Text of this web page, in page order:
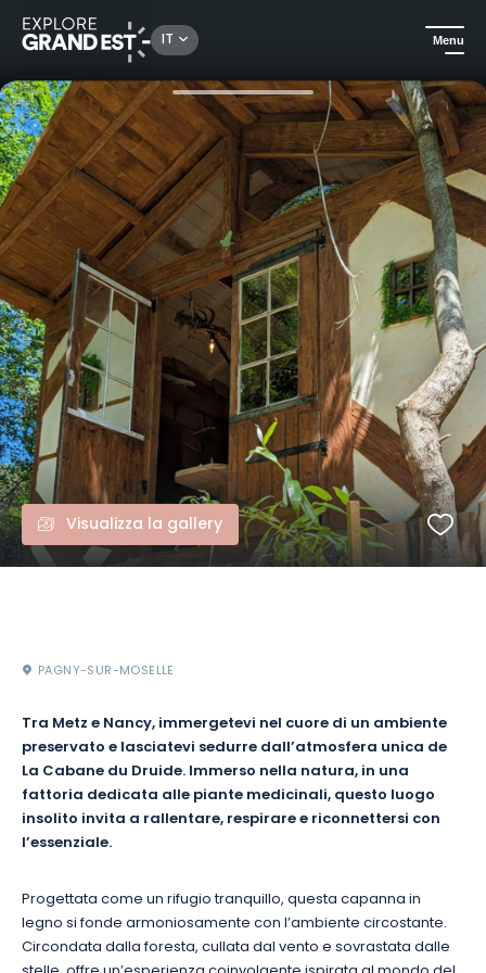
IT Menu
Notti insolite Soggiorno insolito a La Cabane du Druide Karvalan
Visualizza la gallery
PAGNY-SUR-MOSELLE
Tra Metz e Nancy, immergetevi nel cuore di un ambiente
preservato e lasciatevi sedurre dall’atmosfera unica de
La Cabane du Druide. Immerso nella natura, in una
fattoria dedicata alle piante medicinali, questo luogo
insolito invita a rallentare, respirare e riconnettersi con
l’essenziale.
Progettata come un rifugio tranquillo, questa capanna in
legno si fonde armoniosamente con l’ambiente circostante.
Circondata dalla foresta, cullata dal vento e sovrastata dalle